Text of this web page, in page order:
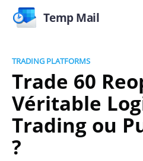
Temp Mail
TRADING PLATFORMS
Trade 60
Véritable
Trading ou
?